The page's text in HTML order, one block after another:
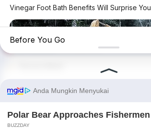
Ikuti Halaman
KATEGORIOTOMOTIF
Spesifikasi Motor
Tips & Perawatan
Vinegar Foot Bath Benefits Will Surprise You
Before You Go